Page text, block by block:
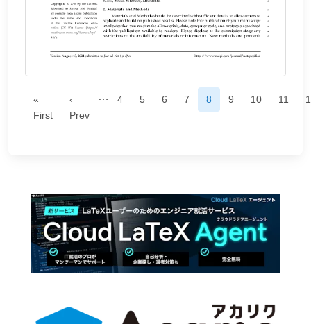
«
First
‹
Prev
… 4 5 6 7 8 9 10 11